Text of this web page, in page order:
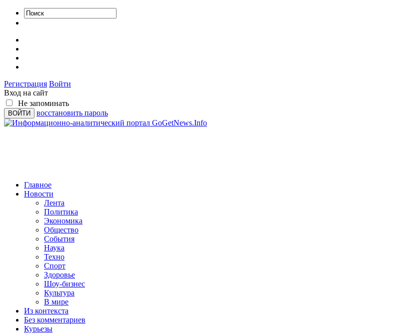
Регистрация Войти
Вход на сайт
Не запоминать
восстановить пароль
Главное
Новости
Лента
Политика
Экономика
Общество
События
Наука
Техно
Спорт
Здоровье
Шоу-бизнес
Культура
В мире
Из контекста
Без комментариев
Курьезы